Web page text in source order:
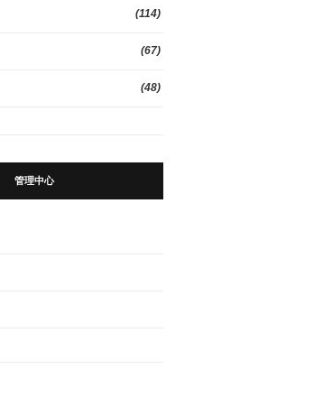
(114)
(67)
(48)
管理中心